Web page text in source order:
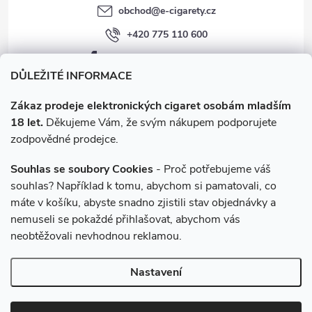
DŮLEŽITÉ INFORMACE
Zákaz prodeje elektronických cigaret osobám mladším
18 let. Děkujeme Vám, že svým nákupem podporujete
zodpovědné prodejce.
Souhlas se soubory Cookies - Proč potřebujeme váš
souhlas? Například k tomu, abychom si pamatovali, co
máte v košíku, abyste snadno zjistili stav objednávky a
nemuseli se pokaždé přihlašovat, abychom vás
neobtěžovali nevhodnou reklamou.
Nastavení
p
i
s
u
obchod@e-cigarety.cz
+420 775 110 600
facebook.com/e-cigarety.cz
Instagram
e-cigarety.cz. Všechna práva vyhrazena.
nastavení cookies